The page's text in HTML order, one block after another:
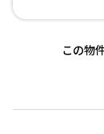
この物